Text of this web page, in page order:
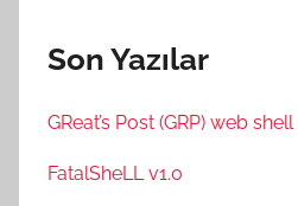
Son Yazılar
GReat’s Post (GRP) web shell
FatalSheLL v1.0